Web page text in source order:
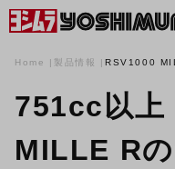
Home 製品情報 RSV1000
751cc以上
MILLE R